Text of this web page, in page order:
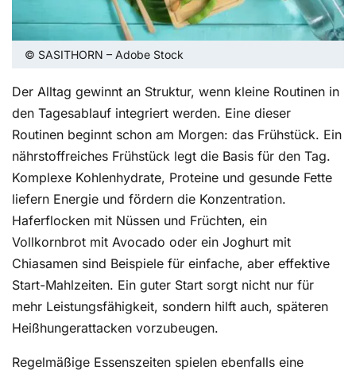
© SASITHORN – Adobe Stock
Der Alltag gewinnt an Struktur, wenn kleine Routinen in
den Tagesablauf integriert werden. Eine dieser
Routinen beginnt schon am Morgen: das Frühstück. Ein
nährstoffreiches Frühstück legt die Basis für den Tag.
Komplexe Kohlenhydrate, Proteine und gesunde Fette
liefern Energie und fördern die Konzentration.
Haferflocken mit Nüssen und Früchten, ein
Vollkornbrot mit Avocado oder ein Joghurt mit
Chiasamen sind Beispiele für einfache, aber effektive
Start-Mahlzeiten. Ein guter Start sorgt nicht nur für
mehr Leistungsfähigkeit, sondern hilft auch, späteren
Heißhungerattacken vorzubeugen.
Regelmäßige Essenszeiten spielen ebenfalls eine